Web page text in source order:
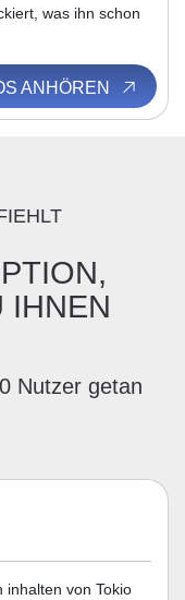
was ihn schon
ANHÖREN
IHNEN
Nutzer getan
inhalten von Tokio